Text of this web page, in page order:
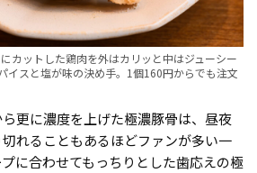
カットした鶏肉を外はカリッと中はジューシー
イスと塩が味の決め手。1個160円からでも注文
更に濃度を上げた極濃豚骨は、昼夜
れることもあるほどファンが多い一
に合わせてもっちりとした歯応えの極